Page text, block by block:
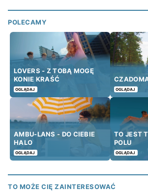
POLECAMY
LOVERS - Z TOBĄ MOGĘ
KONIE KRAŚĆ
OGLĄDAJ OGLĄDAJ
AMBU-LANS - DO CIEBIE
HALO
OGLĄDAJ
TO JEST
POLU
OGLĄDAJ
TO MOŻE CIĘ ZAINTERESOWAĆ